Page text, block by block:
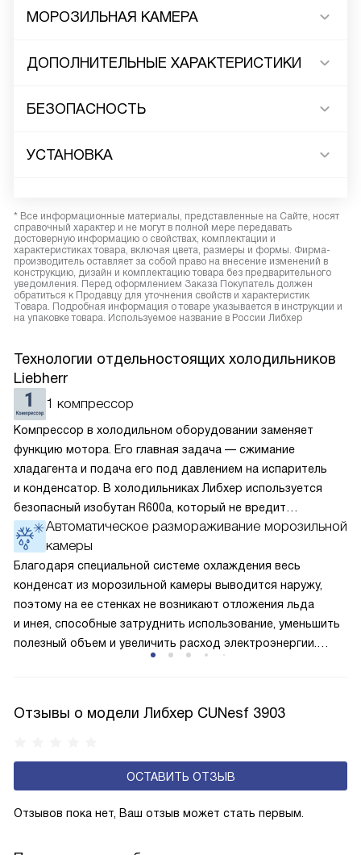
МОРОЗИЛЬНАЯ КАМЕРА
ДОПОЛНИТЕЛЬНЫЕ ХАРАКТЕРИСТИКИ
БЕЗОПАСНОСТЬ
УСТАНОВКА
* Все информационные материалы, представленные на Сайте, носят
справочный характер и не могут в полной мере передавать
достоверную информацию о свойствах, комплектации и
характеристиках товара, включая цвета, размеры и формы. Фирма-
производитель оставляет за собой право на внесение изменений в
конструкцию, дизайн и комплектацию товара без предварительного
уведомления. Перед оформлением Заказа Покупатель должен
обратиться к Продавцу для уточнения свойств и характеристик
Товара. Подробная информация о товаре указывается в инструкции и
на упаковке товара. Используемое название в России Либхер
Технологии отдельностоящих холодильников
Liebherr
1 компрессор
Компрессор в холодильном оборудовании заменяет
функцию мотора. Его главная задача — сжимание
хладагента и подача его под давлением на испаритель
и конденсатор. В холодильниках Либхер используется
безопасный изобутан R600a, который не вредит
окружающей среде. Компрессор перегоняет его
по охладительному контуру по принципу насоса. Чем
лучше работает «мотор» прибора, тем качественнее
и быстрее происходит охлаждение, затрачивается
меньше электроэнергии.
Автоматическое размораживание морозильной
камеры
Благодаря специальной системе охлаждения весь
конденсат из морозильной камеры выводится наружу,
поэтому на ее стенках не возникают отложения льда
и инея, способные затруднить использование, уменьшить
полезный объем и увеличить расход электроэнергии.
Отзывы о модели Либхер CUNesf 3903
ОСТАВИТЬ ОТЗЫВ
Отзывов пока нет, Ваш отзыв может стать первым.